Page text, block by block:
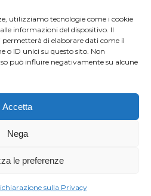
utilizziamo tecnologie come i cookie
informazioni del dispositivo. Il
permetterà di elaborare dati come il
ID unici su questo sito. Non
può influire negativamente su alcune
Accetta
Nega
le preferenze
sulla Privacy
TOR DES GEANTS
MONTE CASTO TROFEO KIMA
URBAN ZEMMER VAL DI FASSA RUNNING
MARATHON
CHEVRIER
CRIPPA
d'uso | Privacy |